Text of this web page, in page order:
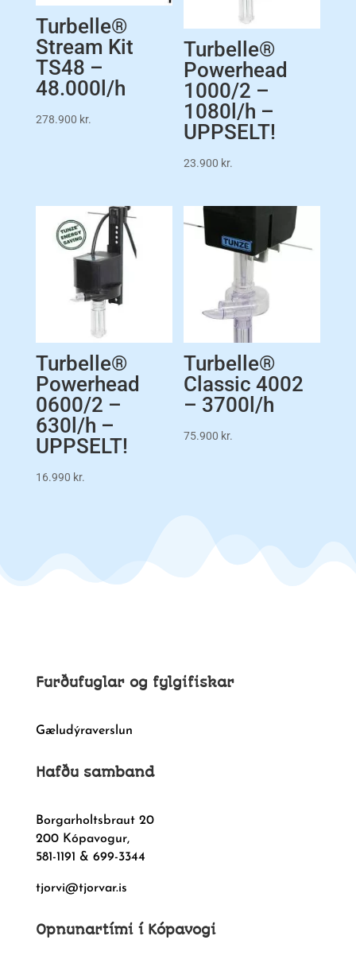
Turbelle®
Stream Kit
TS48 –
48.000l/h
278.900 kr.
Turbelle®
Powerhead
1000/2 –
1080l/h –
UPPSELT!
23.900 kr.
Turbelle®
Powerhead
0600/2 –
630l/h –
UPPSELT!
16.990 kr.
Turbelle®
Classic 4002
– 3700l/h
75.900 kr.
Furðufuglar og fylgifiskar
Gæludýraverslun
Hafðu samband
Borgarholtsbraut 20
200 Kópavogur,
581-1191 & 699-3344
tjorvi@tjorvar.is
Opnunartími í Kópavogi